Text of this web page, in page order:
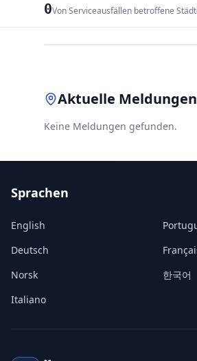
0Von Serviceausfällen betroffene
Aktuelle Meldungen
Keine Meldungen gefunden.
Sprachen
English
Deutsch
Norsk
한국어
Italiano